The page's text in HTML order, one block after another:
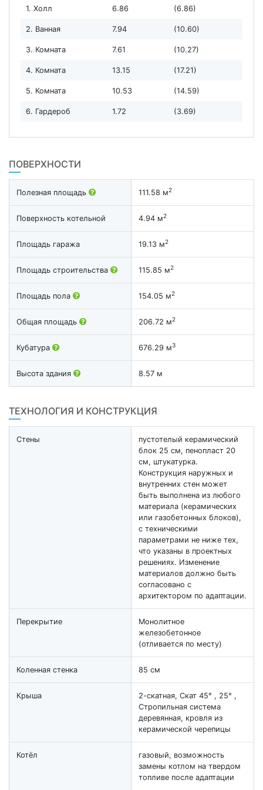
1. Холл 6.86 (6.86)
2. Ванная 7.94 (10.60)
3. Комната 7.61 (10.27)
4. Комната 13.15 (17.21)
5. Комната 10.53 (14.59)
6. Гардероб 1.72 (3.69)
ПОВЕРХНОСТИ
Полезная площадь 111.58 м2
Поверхность котельной 4.94 м2
Площадь гаража 19.13 м2
Площадь строительства 115.85 м2
Площадь пола 154.05 м2
Общая площадь 206.72 м2
Кубатура 676.29 м3
Высота здания 8.57 м
ТЕХНОЛОГИЯ И КОНСТРУКЦИЯ
Стены
пустотелый керамический
блок 25 см, пенопласт 20
см, штукатурка.
Конструкция наружных и
внутренних стен может
быть выполнена из любого
материала (керамических
или газобетонных блоков),
с техническими
параметрами не ниже тех,
что указаны в проектных
решениях. Изменение
материалов должно быть
согласовано с
архитектором по адаптации.
Перекрытие
Монолитное
железобетонное
(отливается по месту)
Коленная стенка 85 см
Крыша
2-скатная, Скат 45° , 25° ,
Стропильная система
деревянная, кровля из
керамической черепицы
Котёл
газовый, возможность
замены котлом на твердом
топливе после адаптации